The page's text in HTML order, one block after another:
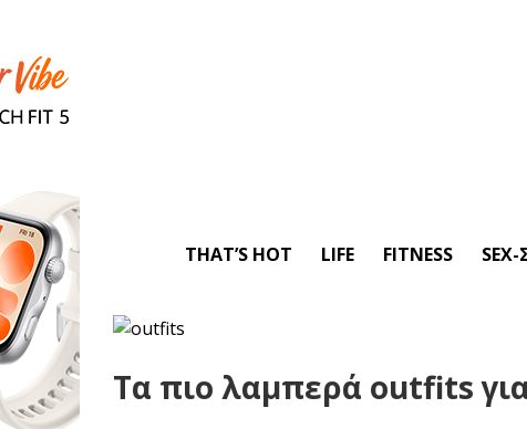
THAT’S HOT LIFE FITNESS SEX-
Τα πιο λαμπερά outfits